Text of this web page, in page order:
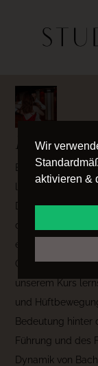
Entdecke
Dominikanischen
durch
enge
Gitarrenklängen,
unserem Kurs
und
Bedeutung hinter
Führung und des
Dynamik von
Wir
aktivieren &